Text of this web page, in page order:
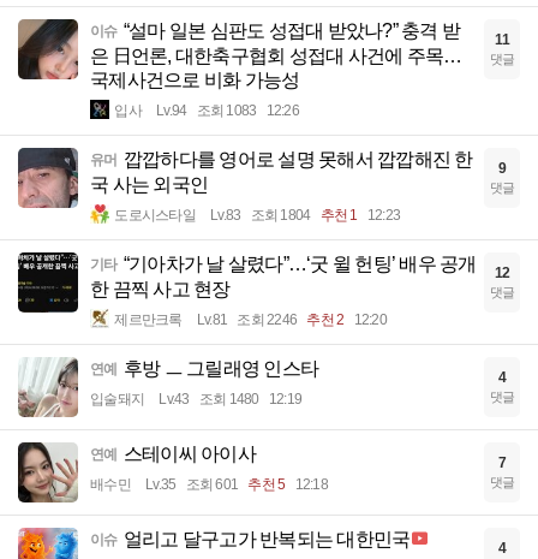
이슈 “설마 일본 심판도 성접대 받았나?” 충격 받
은 日언론, 대한축구협회 성접대 사건에 주목…
국제사건으로 비화 가능성
입사 Lv.94 조회 1083 12:26
11
댓글
유머 깝깝하다를 영어로 설명 못해서 깝깝해진 한
국 사는 외국인
도로시스타일 Lv.83 조회 1804 추천 1 12:23
9
댓글
기타 “기아차가 날 살렸다”…‘굿 윌 헌팅’ 배우 공개
한 끔찍 사고 현장
제르만크록 Lv.81 조회 2246 추천 2 12:20
12
댓글
연예 후방 ㅡ 그릴래영 인스타
입술돼지 Lv.43 조회 1480 12:19
4
댓글
연예 스테이씨 아이사
배수민 Lv.35 조회 601 추천 5 12:18
7
댓글
이슈 얼리고 달구고가 반복되는 대한민국 4